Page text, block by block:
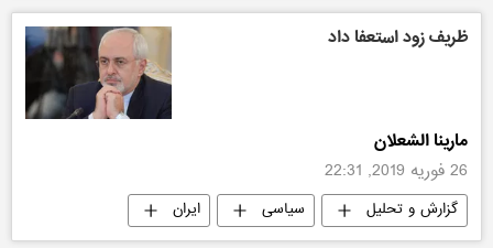
ظریف زود استعفا داد
مارینا الشعلان
26 فوریه 2019, 22:31
گزارش و تحلیل سیاسی ایران